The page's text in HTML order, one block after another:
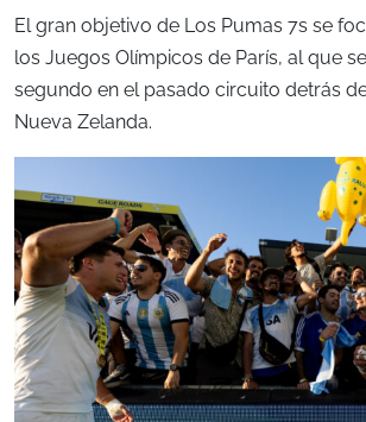
El gran objetivo de Los Pumas 7s se
los Juegos Olímpicos de París, al que
segundo en el pasado circuito detrás
Nueva Zelanda.